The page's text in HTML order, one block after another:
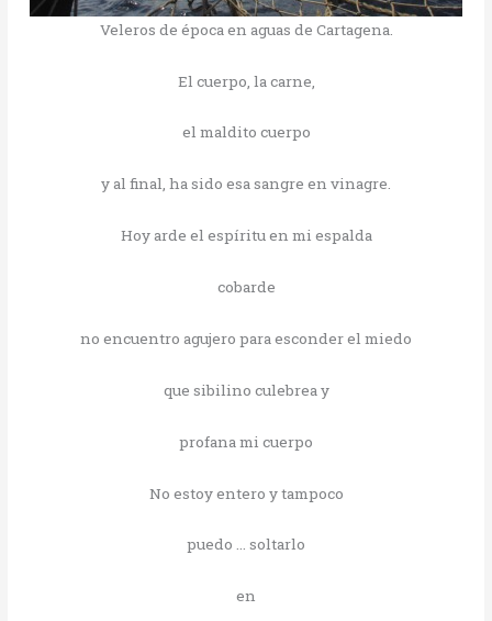
Veleros de época en aguas de Cartagena.
El cuerpo, la carne,
el maldito cuerpo
y al final, ha sido esa sangre en vinagre.
Hoy arde el espíritu en mi espalda
cobarde
no encuentro agujero para esconder el miedo
que sibilino culebrea y
profana mi cuerpo
No estoy entero y tampoco
puedo … soltarlo
en